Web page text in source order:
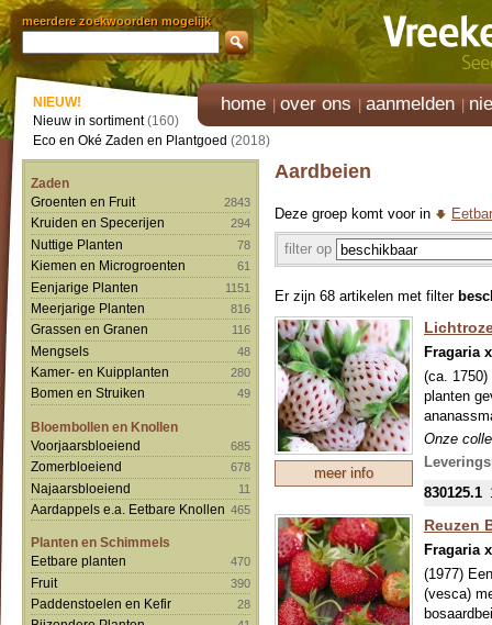
meerdere zoekwoorden mogelijk
home over ons aanmelden
NIEUW!
Nieuw in sortiment(160)
Eco en Oké Zaden en Plantgoed (2018)
Zaden
Groenten en Fruit
2843
Kruiden en Specerijen 294
Nuttige Planten 78
Kiemen en Microgroenten 61
Eenjarige Planten 1151
Meerjarige Planten 816
Grassen en Granen 116
Mengsels 48
Kamer- en Kuipplanten 280
Bomen en Struiken 49
Bloembollen en Knollen
Voorjaarsbloeiend
685
Zomerbloeiend 678
Najaarsbloeiend 11
Aardappels e.a. Eetbare Knollen 465
Planten en Schimmels
Eetbare planten
470
Fruit 390
Paddenstoelen en Kefir 28
Aardbeien
Deze groep komt voor in
filter op
Er zijn 68 artikelen met filter
meer info
Fragaria
(ca. 1750)
planten
Onze
830125.1
Reuzen
Fragaria
(1977)
(vesca)